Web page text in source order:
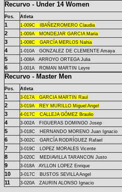
Recurvo - Under 14 Women
Pos. Atleta
1 1-009C IBAÑEZROMERO Claudia
2 1-009A MONDEJAR GARCIA Maria
3 1-008C GARCÍA MERLOS Nahia
4 1-010A GONZALEZ DE CLEMENTE Amaya
5 1-008A ARROYO ORTEGA Julia
6 1-001A ROMAN MARTIN Leyre
Recurvo - Master Men
Pos. Atleta
1 3-017A GARCIA MARTIN Raul
2 3-019A REY MURILLO Miguel Angel
3 4-017C CALLEJA GÓMEZ Braulio
4 3-002A FIGUERAS DOMINGO Josep
5 3-018C HERNANDO MORENO Juan Ignacio
6 3-002C GARCÍA RODRÍGUEZ Rafael
7 3-019C LOPEZ MORALES Vicente
8 3-020C MEDIAVILLA TARANCON Justo
9 3-018A AYLLON LOPEZ Enrique
10 3-017C BUSTOS SEVILLA Angel
11 3-020A ZAURIN ALONSO Ignacio